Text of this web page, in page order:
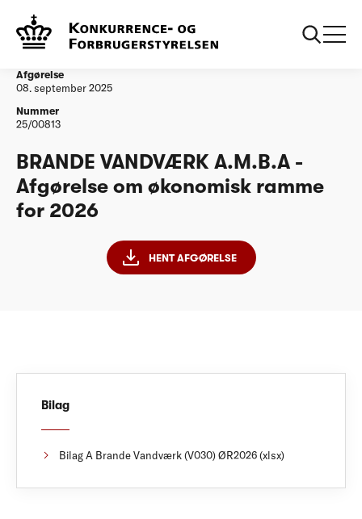
Vandtilsyn
økonomisk ramme for 2026
Afgørelse
08. september 2025
Nummer
25/00813
BRANDE VANDVÆRK A.M.B.A -
Afgørelse om økonomisk ramme
for 2026
HENT AFGØRELSE
Bilag
Bilag A Brande Vandværk (V030) ØR2026 (xlsx)